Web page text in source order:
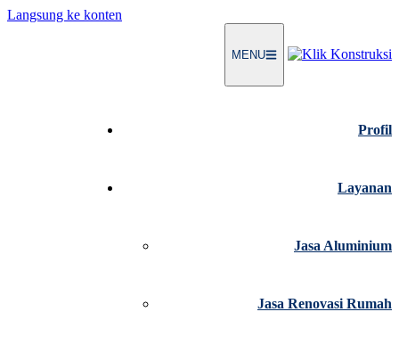
Langsung ke konten
MENU
Profil
Layanan
Jasa Aluminium
Jasa Renovasi Rumah